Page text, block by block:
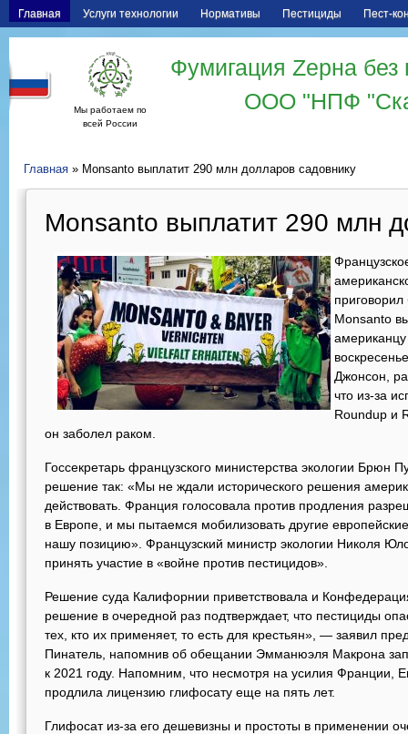
Главная Услуги технологии Нормативы Пестициды Пест-
Мы работаем по
всей России
Фумигация Zерна
ООО "НПФ
Главная » Monsanto выплатит 290 млн долларов садовнику
Monsanto выплатит 290 млн
Monsanto
Джонсон,
что из-за
Roundup и
он заболел раком.
Госсекретарь французского министерства экологии Брюн
решение так: «Мы не ждали исторического решения
действовать. Франция голосовала против продления
в Европе, и мы пытаемся мобилизовать другие
нашу позицию». Французский министр экологии Николя
принять участие в «войне против пестицидов».
Решение суда Калифорнии приветствовала и
решение в очередной раз подтверждает, что пестициды
тех, кто их применяет, то есть для крестьян», — заявил
Пинатель, напомнив об обещании Эмманюэля Макрона
к 2021 году. Напомним, что несмотря на усилия Франции,
продлила лицензию глифосату еще на пять лет.
Глифосат из-за его дешевизны и простоты в применении